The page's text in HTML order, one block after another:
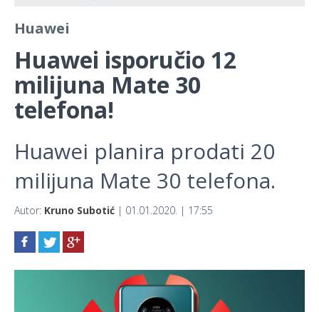
Huawei
Huawei isporučio 12
milijuna Mate 30
telefona!
Huawei planira prodati 20
milijuna Mate 30 telefona.
Autor: Kruno Subotić | 01.01.2020. | 17:55